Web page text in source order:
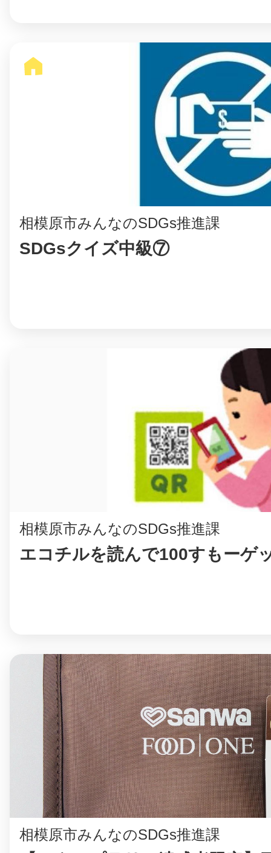
相模原市みんなのSDGs推進課
SDGsクイズ中級⑦
相模原市みんなのSDGs推進課
エコチルを読んで100すもーゲ
相模原市みんなのSDGs推進課
©︎ KAYAC Inc. All